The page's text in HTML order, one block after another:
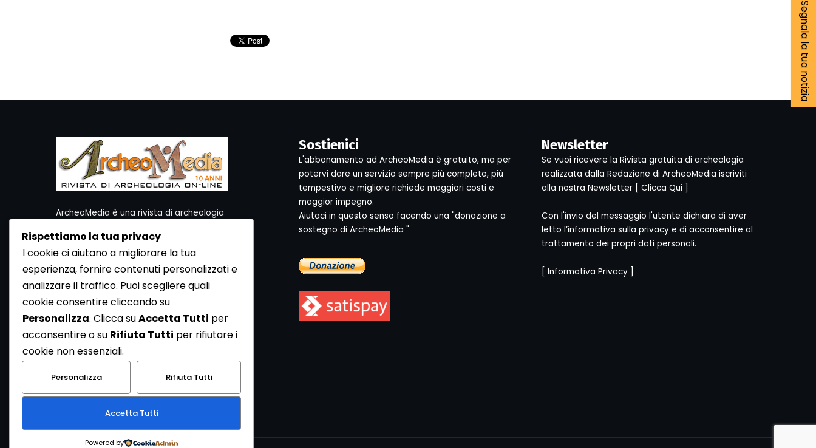
Segnala la tua notizia
ArcheoMedia è una rivista di archeologia
Per contattare la Redazione potete utilizzare i
seguenti recapiti:
Redazione ArcheoMedia c/o Mediares S.c.
Via Gioberti 80/D - 10128 Torino
Tel 011.5806363 - Fax 011.5808561
http://www.mediares.to.it
http://www.didatticatorino.it
Sostienici
L'abbonamento ad ArcheoMedia è gratuito, ma per
potervi dare un servizio sempre più completo, più
tempestivo e migliore richiede maggiori costi e
maggior impegno.
Aiutaci in questo senso facendo una "donazione a
sostegno di ArcheoMedia "
Newsletter
Se vuoi ricevere la Rivista gratuita di archeologia
realizzata dalla Redazione di ArcheoMedia iscriviti
alla nostra Newsletter [ Clicca Qui ]
Con l'invio del messaggio l'utente dichiara di aver
letto l’informativa sulla privacy e di acconsentire al
trattamento dei propri dati personali.
[ Informativa Privacy]
Rispettiamo la tua privacy
I cookie ci aiutano a migliorare la tua
esperienza, fornire contenuti personalizzati e
analizzare il traffico. Puoi scegliere quali
cookie consentire cliccando su
Personalizza. Clicca suAccetta Tutti per
acconsentire o su Rifiuta Tutti per rifiutare i
cookie non essenziali.
Personalizza Rifiuta Tutti
Accetta Tutti
Powered by